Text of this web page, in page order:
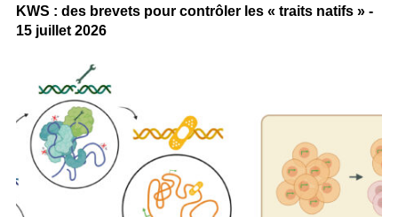
KWS : des brevets pour contrôler les « traits natifs » -
15 juillet 2026